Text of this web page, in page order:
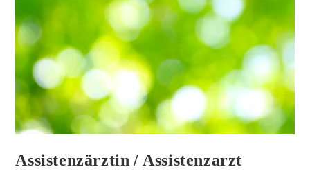
Assistenzärztin / Assistenzarzt